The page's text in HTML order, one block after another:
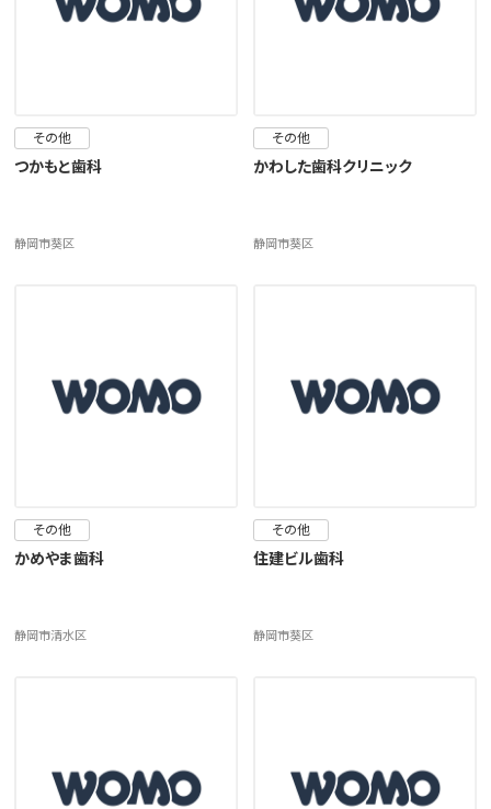
その他
つかもと歯科
静岡市葵区
その他
かわした歯科クリニック
静岡市葵区
その他
かめやま歯科
静岡市清水区
その他
住建ビル歯科
静岡市葵区